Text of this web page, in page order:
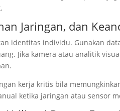
Jaringan, dan
identitas individu. Gunakan
Jika kamera atau analitik
kerja kritis bila
ketika jaringan atau sensor